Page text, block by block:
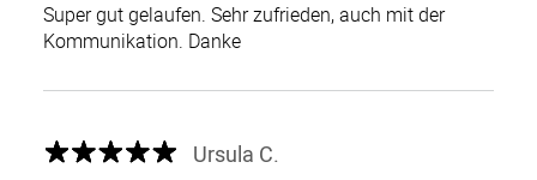
Super gut gelaufen. Sehr zufrieden, auch mit der
Kommunikation. Danke
Ursula C.